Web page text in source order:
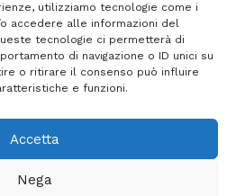
utilizziamo tecnologie come i
accedere alle informazioni del
tecnologie ci permetterà di
di navigazione o ID unici su
o ritirare il consenso può influire
e funzioni.
Accetta
Nega
preso un ventenne
2026